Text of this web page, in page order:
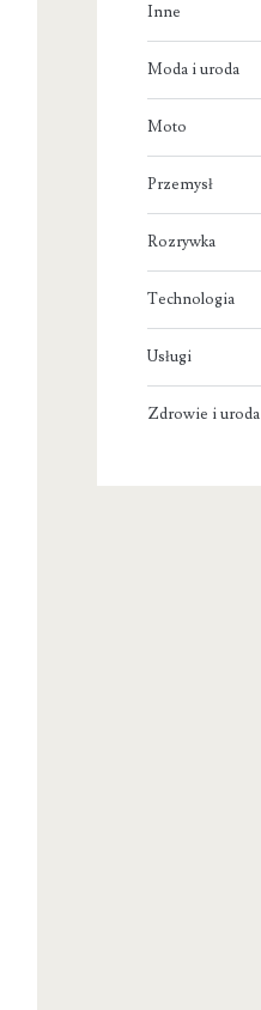
Inne
Moda i uroda
Moto
Przemysł
Rozrywka
Technologia
Usługi
Zdrowie i uroda